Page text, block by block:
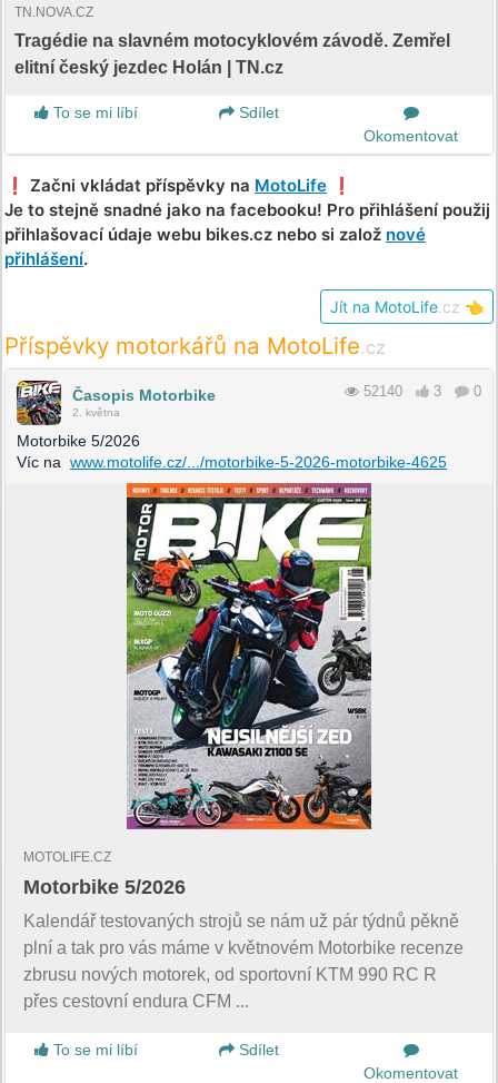
TN.NOVA.CZ
Tragédie na slavném motocyklovém závodě. Zemřel
elitní český jezdec Holán | TN.cz
To se mi líbí
Sdílet
Okomentovat
❗️ Začni vkládat příspěvky na MotoLife ❗️
Je to stejně snadné jako na facebooku! Pro přihlášení použij
přihlašovací údaje webu bikes.cz nebo si založ nové
přihlášení.
Jít na MotoLife .cz 👈
Příspěvky motorkářů na MotoLife.cz
Časopis Motorbike
2. května
52140 3 0
Motorbike 5/2026
Víc na www.motolife.cz/.../motorbike-5-2026-motorbike-4625
MOTOLIFE.CZ
Motorbike 5/2026
Kalendář testovaných strojů se nám už pár týdnů pěkně
plní a tak pro vás máme v květnovém Motorbike recenze
zbrusu nových motorek, od sportovní KTM 990 RC R
přes cestovní endura CFM ...
To se mi líbí
Sdílet
Okomentovat